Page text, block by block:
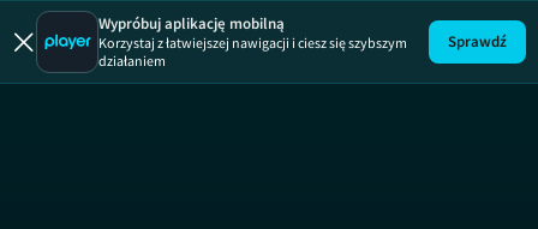
Uwaga!
Wypróbuj aplikację mobilną
Korzystaj z łatwiejszej nawigacji i ciesz się szybszym
działaniem
Sprawdź